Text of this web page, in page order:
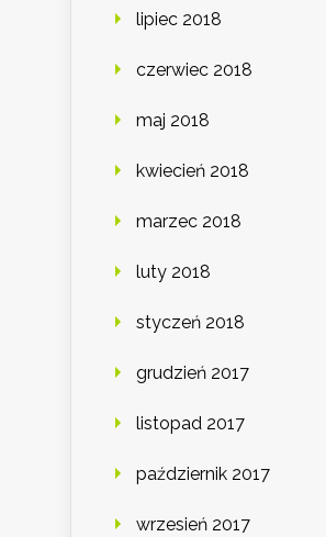
lipiec 2018
czerwiec 2018
maj 2018
kwiecień 2018
marzec 2018
luty 2018
styczeń 2018
grudzień 2017
listopad 2017
październik 2017
wrzesień 2017